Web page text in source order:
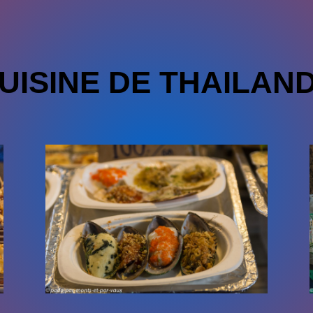
DE